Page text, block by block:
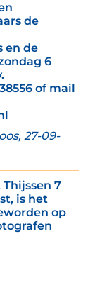
de
en de
6
of mail
27-09-
7
is het
op